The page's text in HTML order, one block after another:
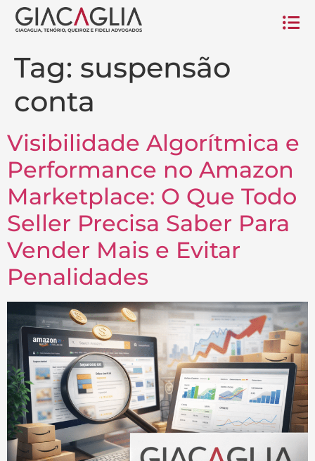
Tag: suspensão
conta
Visibilidade Algorítmica e
Performance no Amazon
Marketplace: O Que Todo
Seller Precisa Saber Para
Vender Mais e Evitar
Penalidades